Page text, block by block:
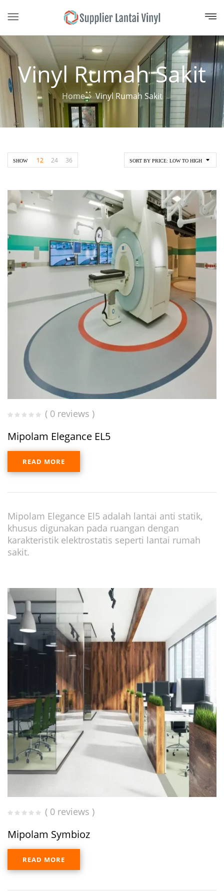
Vinyl Rumah Sakit
Home Vinyl Rumah Sakit
SORT BY PRICE: LOW TO HIGH
SHOW 12 24 36
( 0 reviews )
Mipolam Elegance EL5
READ MORE
Mipolam Elegance El5 adalah lantai anti statik,
khusus digunakan pada ruangan dengan
karakteristik elektrostatis seperti lantai rumah
sakit.
( 0 reviews )
Mipolam Symbioz
READ MORE